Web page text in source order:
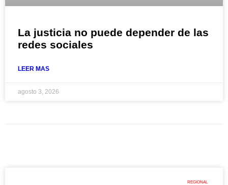
La justicia no puede depender de las
redes sociales
LEER MAS
agosto 3, 2026
REGIONAL